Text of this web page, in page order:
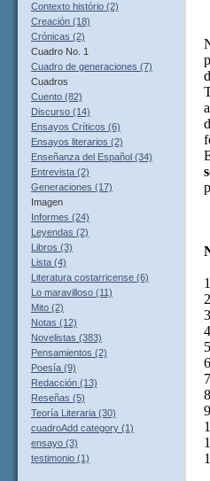
Contexto histório (2)
Creación (18)
Crónicas (2)
Cuadro No. 1
Cuadro de generaciones (7)
Cuadros
Cuento (82)
Discurso (14)
Ensayos Críticos (6)
Ensayos literarios (2)
Enseñanza del Español (34)
Entrevista (2)
Generaciones (17)
Imagen
Informes (24)
Leyendas (2)
Libros (3)
Lista (4)
Literatura costarricense (6)
Lo maravilloso (11)
Mito (2)
Notas (12)
Novelistas (383)
Pensamientos (2)
Poesía (9)
Redacción (13)
Reseñas (5)
Teoría Literaria (30)
cuadroAdd category (1)
ensayo (3)
testimonio (1)